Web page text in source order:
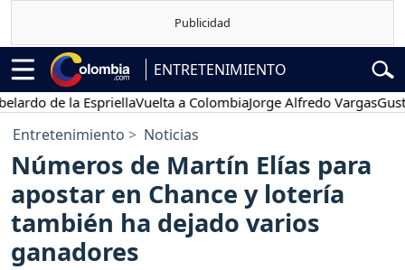
ENTRETENIMIENTO
de la EspriellaVuelta a ColombiaJorge Alfredo VargasGustavo
Entretenimiento Noticias
Números de Martín Elías para
apostar en Chance y lotería
también ha dejado varios
ganadores